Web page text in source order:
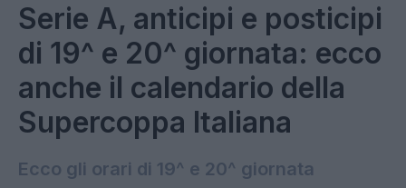
Serie A, anticipi e posticipi
di 19^ e 20^ giornata: ecco
anche il calendario della
Supercoppa Italiana
Ecco gli orari di 19^ e 20^ giornata